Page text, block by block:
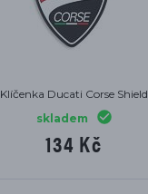
Klíčenka Ducati Corse Shield
skladem
134 Kč